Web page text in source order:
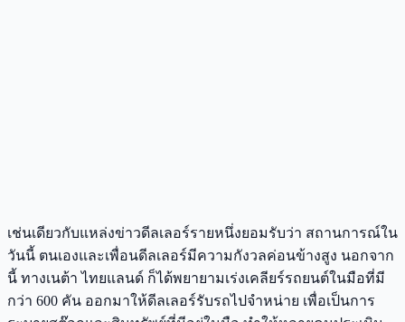
เช่นเดียวกับแหล่งข่าวดีลเลอร์รายหนึ่งยอมรับว่า สถานการณ์ใน
วันนี้ ตนเองและเพื่อนดีลเลอร์มีความกังวลค่อนข้างสูง นอกจาก
นี้ ทางเนต้า ไทยแลนด์ ก็ได้พยายามเร่งเคลียร์รถยนต์ในมือที่มี
กว่า 600 คัน ออกมาให้ดีลเลอร์รับรถไปจำหน่าย เพื่อเป็นการ